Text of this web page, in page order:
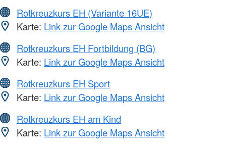
Rotkreuzkurs EH (Variante 16UE)
Karte: Link zur Google Maps Ansicht
Rotkreuzkurs EH Fortbildung (BG)
Karte: Link zur Google Maps Ansicht
Rotkreuzkurs EH Sport
Karte: Link zur Google Maps Ansicht
Rotkreuzkurs EH am Kind
Karte: Link zur Google Maps Ansicht